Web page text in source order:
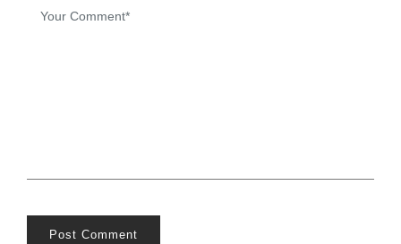
Post Comment